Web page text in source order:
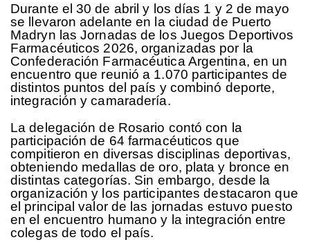
Durante el 30 de abril y los días 1 y 2 de mayo
se llevaron adelante en la ciudad de Puerto
Madryn las Jornadas de los Juegos Deportivos
Farmacéuticos 2026, organizadas por la
Confederación Farmacéutica Argentina, en un
encuentro que reunió a 1.070 participantes de
distintos puntos del país y combinó deporte,
integración y camaradería.
La delegación de Rosario contó con la
participación de 64 farmacéuticos que
compitieron en diversas disciplinas deportivas,
obteniendo medallas de oro, plata y bronce en
distintas categorías. Sin embargo, desde la
organización y los participantes destacaron que
el principal valor de las jornadas estuvo puesto
en el encuentro humano y la integración entre
colegas de todo el país.